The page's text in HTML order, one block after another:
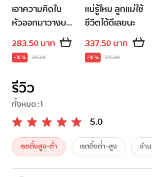
เอาความคิดใน
หัวออกมาวางบน
โต๊ะ
283.50 บาท
-10 % 315.00
แม่รู้ไหม ลูกแม่ใช้
ชีวิตได้ดีเลยนะ
337.50 บาท
-10 % 375.00
รีวิว
ทั้งหมด :1
5.0
เรตติ้งสูง-ต่ำ เรตติ้งต่ำ-สูง จำ